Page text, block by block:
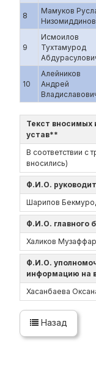
8
Мамуков
9
Исмоилов
Тухтамурод
10
Алейников
Андрей
Текст вносимых
устав**
В соответствии с
вносились)
Ф.И.О.
Шарипов
Ф.И.О. главного
Халиков
Ф.И.О.
информацию на
Хасанбаева
Назад